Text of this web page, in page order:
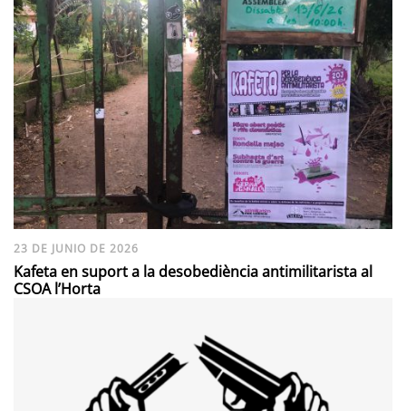
23 DE JUNIO DE 2026
Kafeta en suport a la desobediència antimilitarista al
CSOA l’Horta